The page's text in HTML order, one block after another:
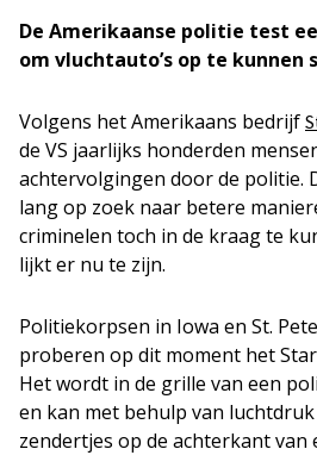
De Amerikaanse politie test
om vluchtauto’s op te kunnen
Volgens het Amerikaans bedrijf
de VS jaarlijks honderden
achtervolgingen door de politie.
lang op zoek naar betere
criminelen toch in de kraag te
lijkt er nu te zijn.
Politiekorpsen in Iowa en St.
proberen op dit moment het
Het wordt in de grille van een
en kan met behulp van
zendertjes op de achterkant van